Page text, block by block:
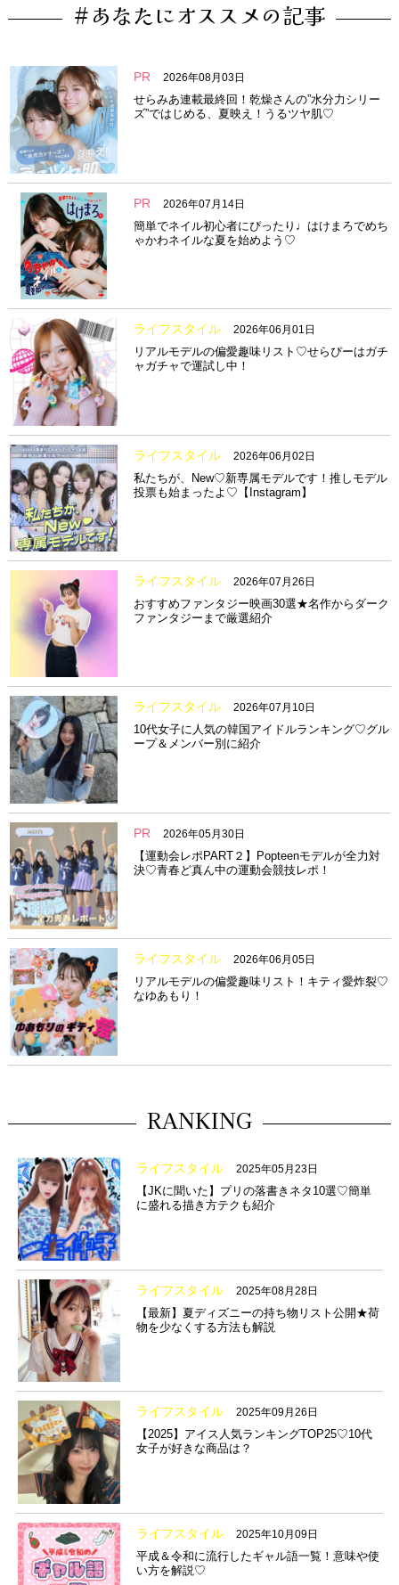
#あなたにオススメの記事
PR 2026年08月03日
せらみあ連載最終回！乾燥さんの”水分力シリー
ズ”ではじめる、夏映え！うるツヤ肌♡
PR 2026年07月14日
簡単でネイル初心者にぴったり♩はけまろでめち
ゃかわネイルな夏を始めよう♡
ライフスタイル 2026年06月01日
リアルモデルの偏愛趣味リスト♡せらぴーはガチ
ャガチャで運試し中！
ライフスタイル 2026年06月02日
私たちが、New♡新専属モデルです！推しモデル
投票も始まったよ♡【Instagram】
ライフスタイル 2026年07月26日
おすすめファンタジー映画30選★名作からダーク
ファンタジーまで厳選紹介
ライフスタイル 2026年07月10日
10代女子に人気の韓国アイドルランキング♡グル
ープ＆メンバー別に紹介
PR 2026年05月30日
【運動会レポPART２】Popteenモデルが全力対
決♡青春ど真ん中の運動会競技レポ！
ライフスタイル 2026年06月05日
リアルモデルの偏愛趣味リスト！キティ愛炸裂♡
なゆあもり！
RANKING
ライフスタイル 2025年05月23日
【JKに聞いた】プリの落書きネタ10選♡簡単
に盛れる描き方テクも紹介
ライフスタイル 2025年08月28日
【最新】夏ディズニーの持ち物リスト公開★荷
物を少なくする方法も解説
ライフスタイル 2025年09月26日
【2025】アイス人気ランキングTOP25♡10代
女子が好きな商品は？
ライフスタイル 2025年10月09日
平成＆令和に流行したギャル語一覧！意味や使
い方を解説♡